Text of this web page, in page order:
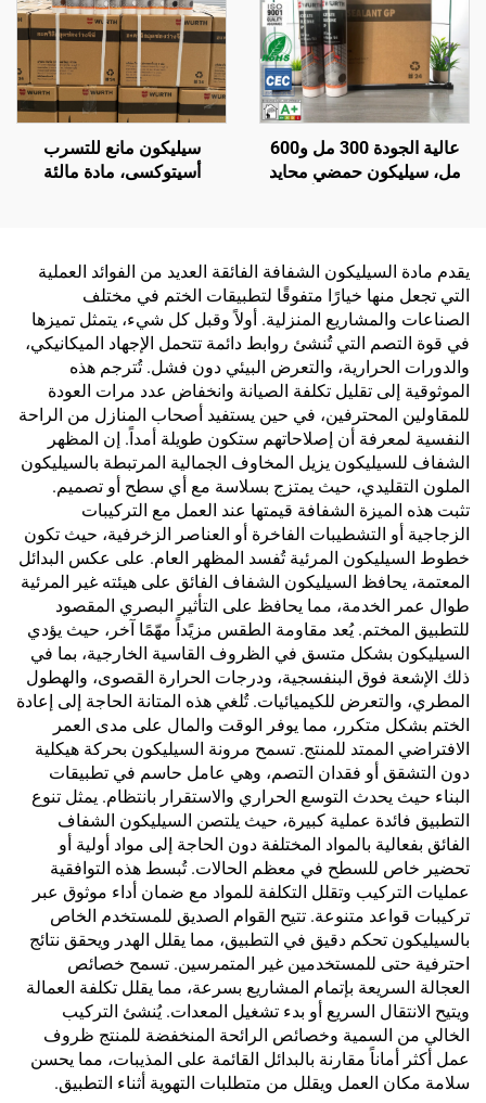
عالية الجودة 300 مل و600
مل، سيليكون حمضي محايد
سيليكون مانع للتسرب
أسيتوكسى، مادة مالئة
حسب الطلب (OEM)
يقدم مادة السيليكون الشفافة الفائقة العديد من الفوائد العملية
التي تجعل منها خيارًا متفوقًا لتطبيقات الختم في مختلف
الصناعات والمشاريع المنزلية. أولاً وقبل كل شيء، يتمثل تميزها
في قوة التصم التي تُنشئ روابط دائمة تتحمل الإجهاد الميكانيكي،
والدورات الحرارية، والتعرض البيئي دون فشل. تُترجم هذه
الموثوقية إلى تقليل تكلفة الصيانة وانخفاض عدد مرات العودة
للمقاولين المحترفين، في حين يستفيد أصحاب المنازل من الراحة
النفسية لمعرفة أن إصلاحاتهم ستكون طويلة أمداً. إن المظهر
الشفاف للسيليكون يزيل المخاوف الجمالية المرتبطة بالسيليكون
الملون التقليدي، حيث يمتزج بسلاسة مع أي سطح أو تصميم.
تثبت هذه الميزة الشفافة قيمتها عند العمل مع التركيبات
الزجاجية أو التشطيبات الفاخرة أو العناصر الزخرفية، حيث تكون
خطوط السيليكون المرئية تُفسد المظهر العام. على عكس البدائل
المعتمة، يحافظ السيليكون الشفاف الفائق على هيئته غير المرئية
طوال عمر الخدمة، مما يحافظ على التأثير البصري المقصود
للتطبيق المختم. يُعد مقاومة الطقس مزيًداً مهّمًا آخر، حيث يؤدي
السيليكون بشكل متسق في الظروف القاسية الخارجية، بما في
ذلك الإشعة فوق البنفسجية، ودرجات الحرارة القصوى، والهطول
المطري، والتعرض للكيميائيات. تُلغي هذه المتانة الحاجة إلى إعادة
الختم بشكل متكرر، مما يوفر الوقت والمال على مدى العمر
الافتراضي الممتد للمنتج. تسمح مرونة السيليكون بحركة هيكلية
دون التشقق أو فقدان التصم، وهي عامل حاسم في تطبيقات
البناء حيث يحدث التوسع الحراري والاستقرار بانتظام. يمثل تنوع
التطبيق فائدة عملية كبيرة، حيث يلتصن السيليكون الشفاف
الفائق بفعالية بالمواد المختلفة دون الحاجة إلى مواد أولية أو
تحضير خاص للسطح في معظم الحالات. تُبسط هذه التوافقية
عمليات التركيب وتقلل التكلفة للمواد مع ضمان أداء موثوق عبر
تركيبات قواعد متنوعة. تتيح القوام الصديق للمستخدم الخاص
بالسيليكون تحكم دقيق في التطبيق، مما يقلل الهدر ويحقق نتائج
احترفية حتى للمستخدمين غير المتمرسين. تسمح خصائص
العجالة السريعة بإتمام المشاريع بسرعة، مما يقلل تكلفة العمالة
ويتيح الانتقال السريع أو بدء تشغيل المعدات. يُنشئ التركيب
الخالي من السمية وخصائص الرائحة المنخفضة للمنتج ظروف
عمل أكثر أماناً مقارنة بالبدائل القائمة على المذيبات، مما يحسن
سلامة مكان العمل ويقلل من متطلبات التهوية أثناء التطبيق.